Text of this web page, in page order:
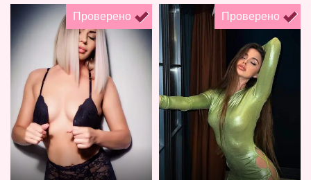
Проверено Проверено